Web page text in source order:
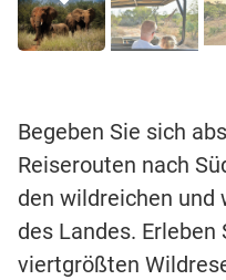
Begeben Sie sich
Reiserouten nach
den wildreichen und
des Landes. Erleben
viertgrößten